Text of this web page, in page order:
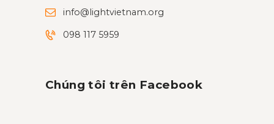
info@lightvietnam.org
098 117 5959
Chúng tôi trên Facebook